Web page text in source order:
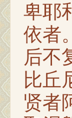
卑耶
依者
后不
比丘
贤者